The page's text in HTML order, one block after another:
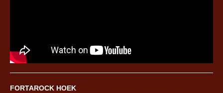
FORTAROCK HOEK